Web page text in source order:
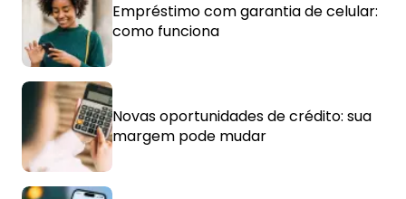
Empréstimo com garantia de celular:
como funciona
Novas oportunidades de crédito: sua
margem pode mudar